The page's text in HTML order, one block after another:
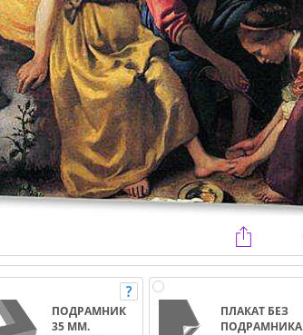
ПОДРАМНИК
35 ММ.
ПЛАКАТ БЕЗ
ПОДРАМНИКА